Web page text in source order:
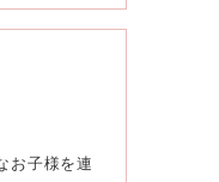
お子様を連